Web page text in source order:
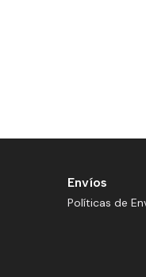
Envíos
Políticas de